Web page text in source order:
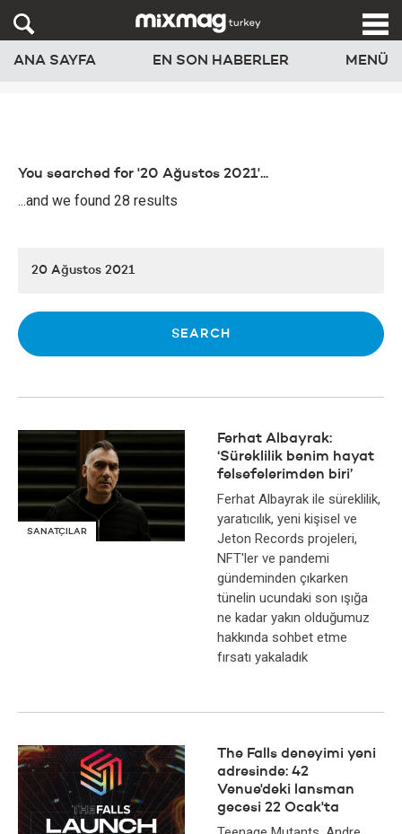
ANA SAYFA EN SON HABERLER MENÜ
You searched for '20 Ağustos 2021'...
...and we found 28 results
SANATÇILAR
Ferhat Albayrak:
‘Süreklilik benim hayat
felsefelerimden biri’
Ferhat Albayrak ile süreklilik,
yaratıcılık, yeni kişisel ve
Jeton Records projeleri,
NFT'ler ve pandemi
gündeminden çıkarken
tünelin ucundaki son ışığa
ne kadar yakın olduğumuz
hakkında sohbet etme
fırsatı yakaladık
The Falls deneyimi yeni
adresinde: 42
Venue'deki lansman
gecesi 22 Ocak'ta